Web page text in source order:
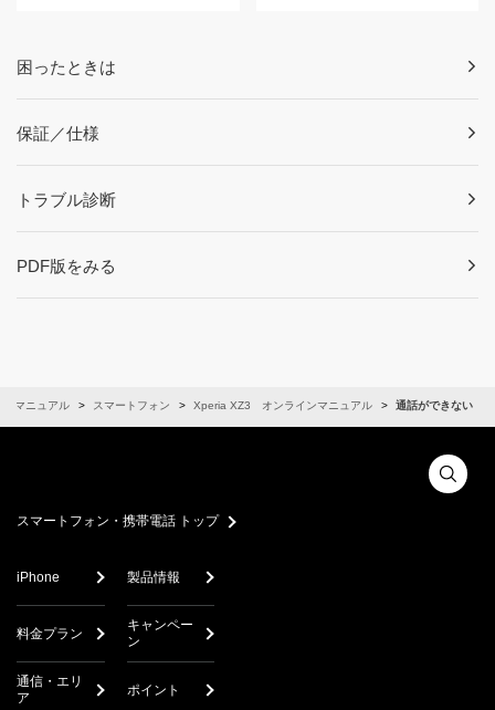
困ったときは
保証／仕様
トラブル診断
PDF版をみる
ンマニュアル スマートフォン Xperia XZ3 オンラインマニュアル 通話ができない
スマートフォン・携帯電話 トップ
iPhone 製品情報
料金プラン
キャンペー
ン
通信・エリ
ア
ポイント